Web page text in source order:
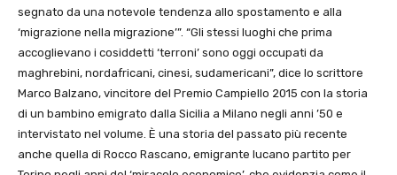
segnato da una notevole tendenza allo spostamento e alla
‘migrazione nella migrazione’”. “Gli stessi luoghi che prima
accoglievano i cosiddetti ‘terroni’ sono oggi occupati da
maghrebini, nordafricani, cinesi, sudamericani”, dice lo scrittore
Marco Balzano, vincitore del Premio Campiello 2015 con la storia
di un bambino emigrato dalla Sicilia a Milano negli anni ’50 e
intervistato nel volume. È una storia del passato più recente
anche quella di Rocco Rascano, emigrante lucano partito per